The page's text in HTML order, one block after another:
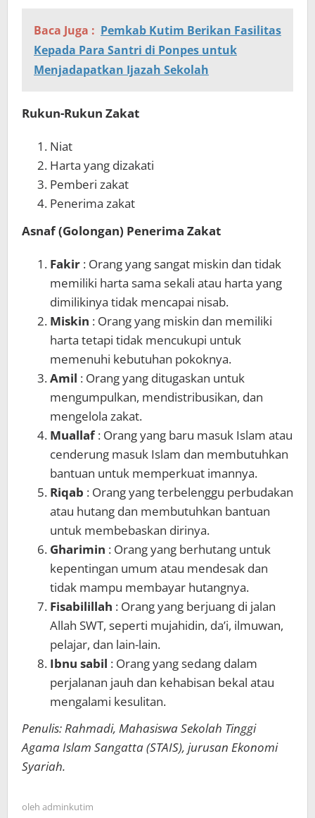
Baca Juga : Pemkab Kutim Berikan Fasilitas
Kepada Para Santri di Ponpes untuk
Menjadapatkan Ijazah Sekolah
Rukun-Rukun Zakat
Niat
Harta yang dizakati
Pemberi zakat
Penerima zakat
Asnaf (Golongan) Penerima Zakat
Fakir : Orang yang sangat miskin dan tidak
memiliki harta sama sekali atau harta yang
dimilikinya tidak mencapai nisab.
Miskin : Orang yang miskin dan memiliki
harta tetapi tidak mencukupi untuk
memenuhi kebutuhan pokoknya.
Amil : Orang yang ditugaskan untuk
mengumpulkan, mendistribusikan, dan
mengelola zakat.
Muallaf: Orang yang baru masuk Islam atau
cenderung masuk Islam dan membutuhkan
bantuan untuk memperkuat imannya.
Riqab : Orang yang terbelenggu perbudakan
atau hutang dan membutuhkan bantuan
untuk membebaskan dirinya.
Gharimin : Orang yang berhutang untuk
kepentingan umum atau mendesak dan
tidak mampu membayar hutangnya.
Fisabilillah : Orang yang berjuang di jalan
Allah SWT, seperti mujahidin, da’i, ilmuwan,
pelajar, dan lain-lain.
Ibnu sabil : Orang yang sedang dalam
perjalanan jauh dan kehabisan bekal atau
mengalami kesulitan.
Penulis: Rahmadi, Mahasiswa Sekolah Tinggi
Agama Islam Sangatta (STAIS), jurusan Ekonomi
Syariah.
oleh adminkutim